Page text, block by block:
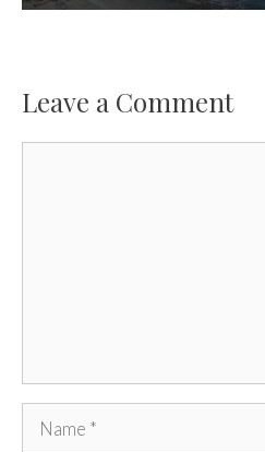
Leave a Comment
Name